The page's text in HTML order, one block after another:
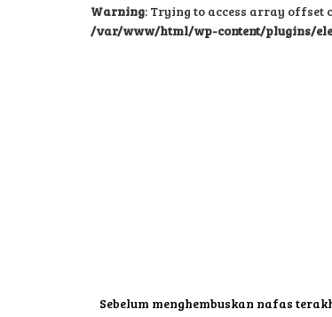
Warning: Trying to access array offset
/var/www/html/wp-content/plugins/
Sebelum menghembuskan nafas